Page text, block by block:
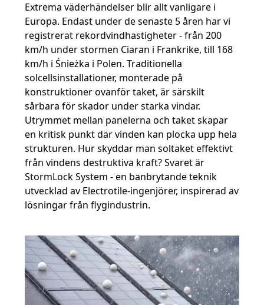
Extrema väderhändelser blir allt vanligare i
Europa. Endast under de senaste 5 åren har vi
registrerat rekordvindhastigheter - från 200
km/h under stormen Ciaran i Frankrike, till 168
km/h i Śnieżka i Polen. Traditionella
solcellsinstallationer, monterade på
konstruktioner ovanför taket, är särskilt
sårbara för skador under starka vindar.
Utrymmet mellan panelerna och taket skapar
en kritisk punkt där vinden kan plocka upp hela
strukturen. Hur skyddar man soltaket effektivt
från vindens destruktiva kraft? Svaret är
StormLock System - en banbrytande teknik
utvecklad av Electrotile-ingenjörer, inspirerad av
lösningar från flygindustrin.